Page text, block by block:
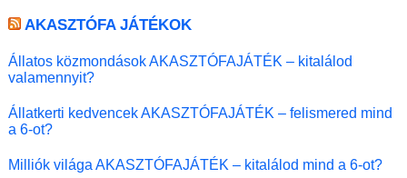
AKASZTÓFA JÁTÉKOK
Állatos közmondások AKASZTÓFAJÁTÉK – kitalálod
valamennyit?
Állatkerti kedvencek AKASZTÓFAJÁTÉK – felismered mind
a 6-ot?
Milliók világa AKASZTÓFAJÁTÉK – kitalálod mind a 6-ot?